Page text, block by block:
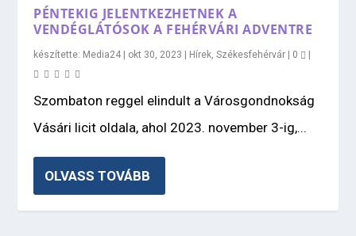
PÉNTEKIG JELENTKEZHETNEK A
VENDÉGLÁTÓSOK A FEHÉRVÁRI ADVENTRE
készítette: Media24 | okt 30, 2023 | Hírek ,Székesfehérvár | 0 |
Szombaton reggel elindult a Városgondnokság
Vásári licit oldala, ahol 2023. november 3-ig,...
OLVASS TOVÁBB